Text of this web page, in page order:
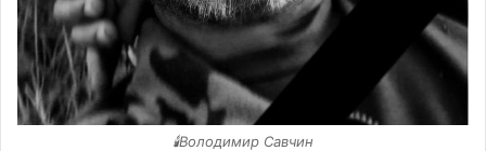
🕯️Володимир Савчин